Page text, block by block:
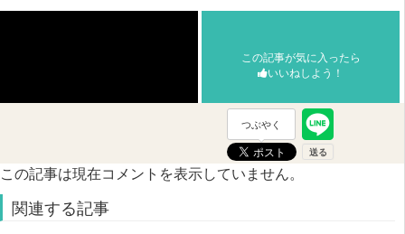
この記事が気に入ったら
いいねしよう！
つぶやく
この記事は現在コメントを表示していません。
関連する記事